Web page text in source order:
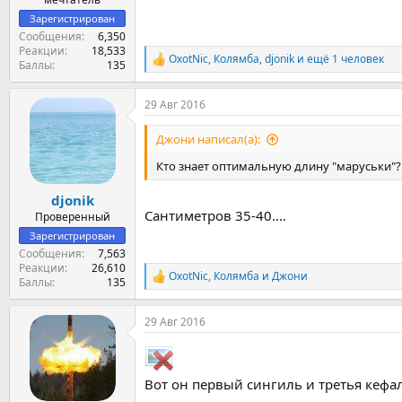
Зарегистрирован
Сообщения
6,350
Реакции
18,533
Баллы
135
Р
е
а
к
ц
OxotNic, Колямба,djonik и ещё 1 человек
djonik
Проверенный
Зарегистрирован
Сообщения
7,563
Реакции
26,610
Баллы
135
29 Авг 2016
Джони написал(а):
Кто знает оптимальную длину "маруськи"?
Сантиметров 35-40....
Р
е
а
к
и
и
:
OxotNic, Колямба и Джони
29 Авг 2016
Вот он первый сингиль и третья